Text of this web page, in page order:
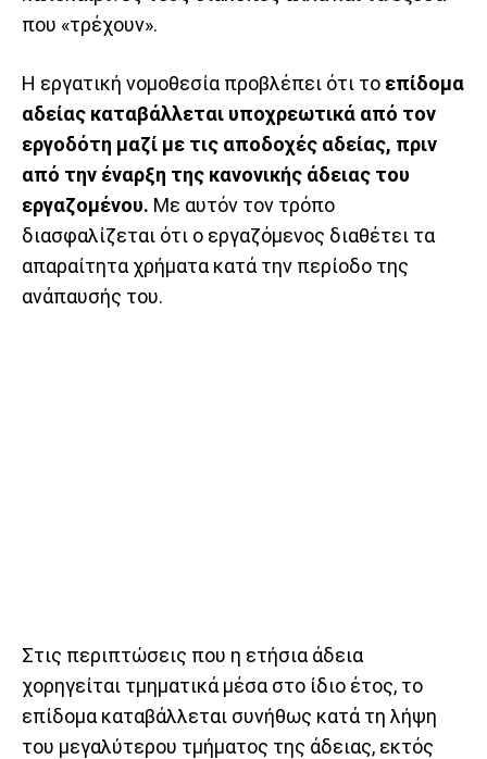
που «τρέχουν».
Η εργατική νομοθεσία προβλέπει ότι το επίδομα
αδείας καταβάλλεται υποχρεωτικά από τον
εργοδότη μαζί με τις αποδοχές αδείας, πριν
από την έναρξη της κανονικής άδειας του
εργαζομένου. Με αυτόν τον τρόπο
διασφαλίζεται ότι ο εργαζόμενος διαθέτει τα
απαραίτητα χρήματα κατά την περίοδο της
ανάπαυσής του.
Στις περιπτώσεις που η ετήσια άδεια
χορηγείται τμηματικά μέσα στο ίδιο έτος, το
επίδομα καταβάλλεται συνήθως κατά τη λήψη
του μεγαλύτερου τμήματος της άδειας, εκτός